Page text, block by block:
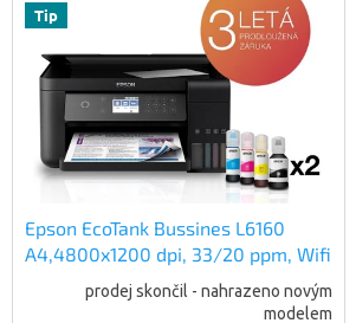
Tip
Epson EcoTank Bussines L6160
A4,4800x1200 dpi, 33/20 ppm, Wifi
(C11CG21402)prodej skončil - nahrazeno novým
modelem